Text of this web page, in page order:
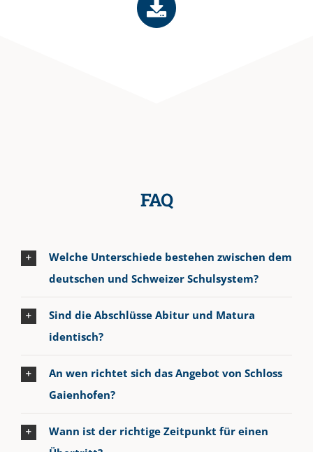
FAQ
Welche Unterschiede bestehen zwischen dem
deutschen und Schweizer Schulsystem?
Sind die Abschlüsse Abitur und Matura
identisch?
An wen richtet sich das Angebot von Schloss
Gaienhofen?
Wann ist der richtige Zeitpunkt für einen